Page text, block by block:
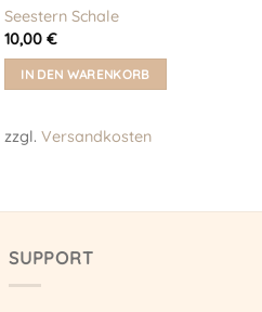
Seestern Schale
10,00€
IN DEN WARENKORB
zzgl.Versandkosten
SUPPORT